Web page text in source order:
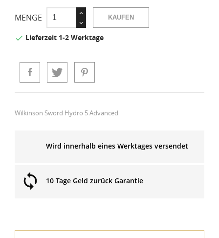
MENGE KAUFEN
 Lieferzeit 1-2 Werktage
Wilkinson Sword Hydro 5 Advanced
Wird innerhalb eines Werktages versendet
10 Tage Geld zurück Garantie